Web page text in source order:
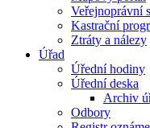
Veřejnoprávní
Kastrační
Ztráty a nálezy
Úřad
Úřední hodiny
Úřední deska
Archiv
Odbory